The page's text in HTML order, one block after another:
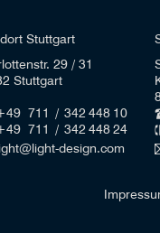
Stuttgart
29 / 31
Stuttgart
711 / 342 448 10
711 / 342 448 24
design.com